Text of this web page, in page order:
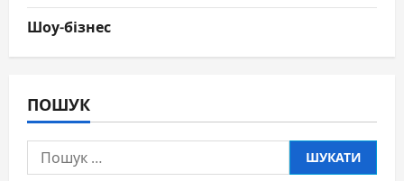
Шоу-бізнес
ПОШУК
Пошук: